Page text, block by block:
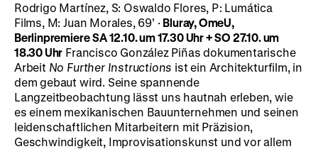
Rodrigo Martínez, S: Oswaldo Flores, P: Lumática
Films, M: Juan Morales, 69’ · Bluray, OmeU,
Berlinpremiere SA 12.10. um 17.30 Uhr + SO 27.10. um
18.30 Uhr Francisco González Piñas dokumentarische
Arbeit No Further Instructions ist ein Architekturfilm, in
dem gebaut wird. Seine spannende
Langzeitbeobachtung lässt uns hautnah erleben, wie
es einem mexikanischen Bauunternehmen und seinen
leidenschaftlichen Mitarbeitern mit Präzision,
Geschwindigkeit, Improvisationskunst und vor allem